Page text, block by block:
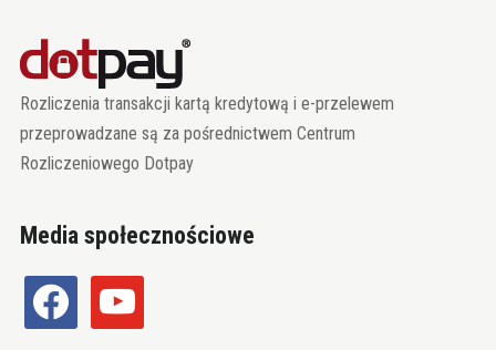
Rozliczenia transakcji kartą kredytową i e-przelewem
przeprowadzane są za pośrednictwem Centrum
Rozliczeniowego Dotpay
Media społecznościowe
facebook youtube